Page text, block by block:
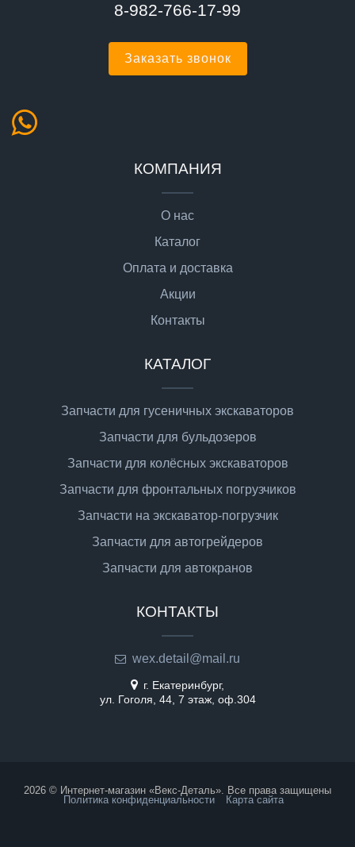
8-982-766-17-99
Заказать звонок
КОМПАНИЯ
О нас
Каталог
Оплата и доставка
Акции
Контакты
КАТАЛОГ
Запчасти для гусеничных экскаваторов
Запчасти для бульдозеров
Запчасти для колёсных экскаваторов
Запчасти для фронтальных погрузчиков
Запчасти на экскаватор-погрузчик
Запчасти для автогрейдеров
Запчасти для автокранов
КОНТАКТЫ
wex.detail@mail.ru
г. Екатеринбург,
ул. Гоголя, 44, 7 этаж, оф.304
2026 © Интернет-магазин «Векс-Деталь». Все права защищены
Политика конфиденциальности
Карта сайта